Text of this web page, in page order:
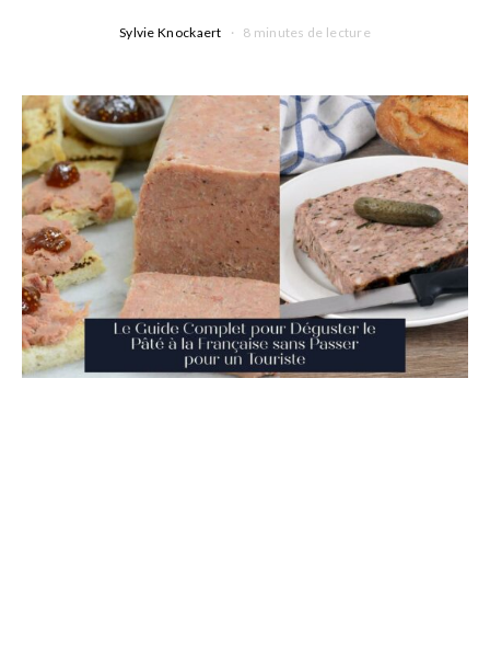
Sylvie Knockaert 8 minutes de lecture